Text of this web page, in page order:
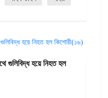
গুলিবিদ্ধ হয়ে নিহত হল